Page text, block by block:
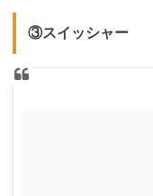
③スイッシャー